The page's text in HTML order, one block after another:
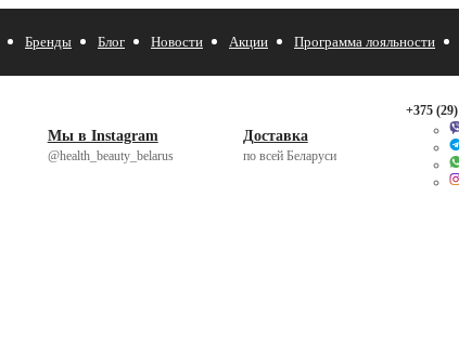
Бренды Блог Новости Акции Программа лояльности
Мы в Instagram
@health_beauty_belarus
Доставка
по всей Беларуси
+375 (29)